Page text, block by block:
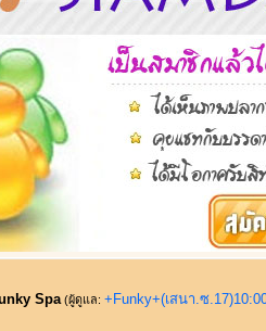
Spa (ผู้ดูแล: +Funky+(เสนา.ซ